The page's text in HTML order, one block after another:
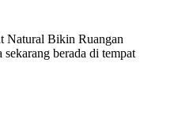
Natural Bikin Ruangan
berada di tempat